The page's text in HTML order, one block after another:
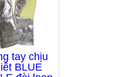
tay chịu
BLUE